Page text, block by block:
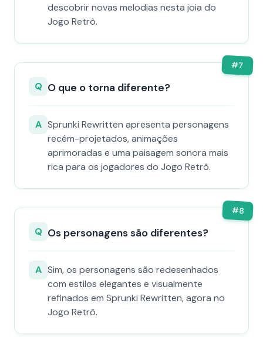
descobrir novas melodias nesta joia do
Jogo Retrô.
#7
Q O que o torna diferente?
A Sprunki Rewritten apresenta personagens
recém-projetados, animações
aprimoradas e uma paisagem sonora mais
rica para os jogadores do Jogo Retrô.
#8
Q Os personagens são diferentes?
A Sim, os personagens são redesenhados
com estilos elegantes e visualmente
refinados em Sprunki Rewritten, agora no
Jogo Retrô.